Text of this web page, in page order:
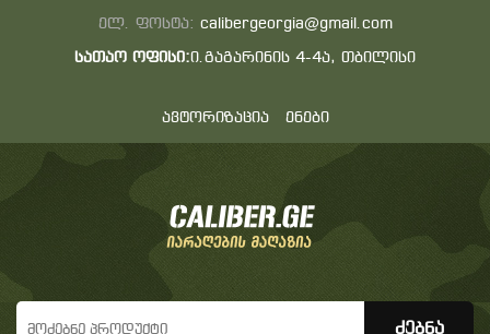
ელ. ფოსტა: calibergeorgia@gmail.com
სათაო ოფისი:ი.გაგარინის 4-4ა, თბილისი
ავტორიზაცია ენები